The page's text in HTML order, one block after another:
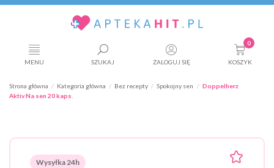
MENU SZUKAJ ZALOGUJ SIĘ
0
KOSZYK
Strona główna Kategoria główna Bez recepty Spokojny sen
Doppelherz
Aktiv Na sen 20 kaps.
Wysyłka 24h